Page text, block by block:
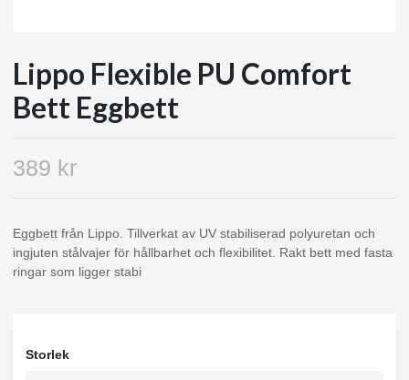
Lippo Flexible PU Comfort
Bett Eggbett
389 kr
Eggbett från Lippo. Tillverkat av UV stabiliserad polyuretan och
ingjuten stålvajer för hållbarhet och flexibilitet. Rakt bett med fasta
ringar som ligger stabi
Storlek